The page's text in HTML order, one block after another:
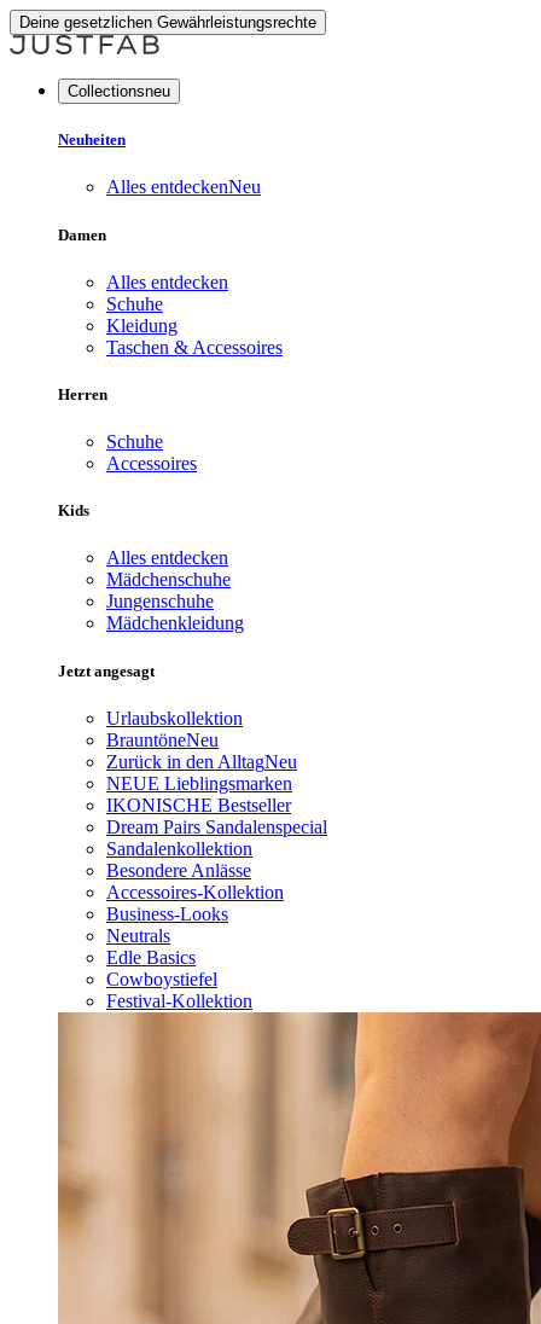
Deine gesetzlichen Gewährleistungsrechte
Collectionsneu
Neuheiten
Alles entdeckenNeu
Damen
Alles entdecken
Schuhe
Kleidung
Taschen & Accessoires
Herren
Schuhe
Accessoires
Kids
Alles entdecken
Mädchenschuhe
Jungenschuhe
Mädchenkleidung
Jetzt angesagt
Urlaubskollektion
BrauntöneNeu
Zurück in den AlltagNeu
NEUE Lieblingsmarken
IKONISCHE Bestseller
Dream Pairs Sandalenspecial
Sandalenkollektion
Besondere Anlässe
Accessoires-Kollektion
Business-Looks
Neutrals
Edle Basics
Cowboystiefel
Festival-Kollektion